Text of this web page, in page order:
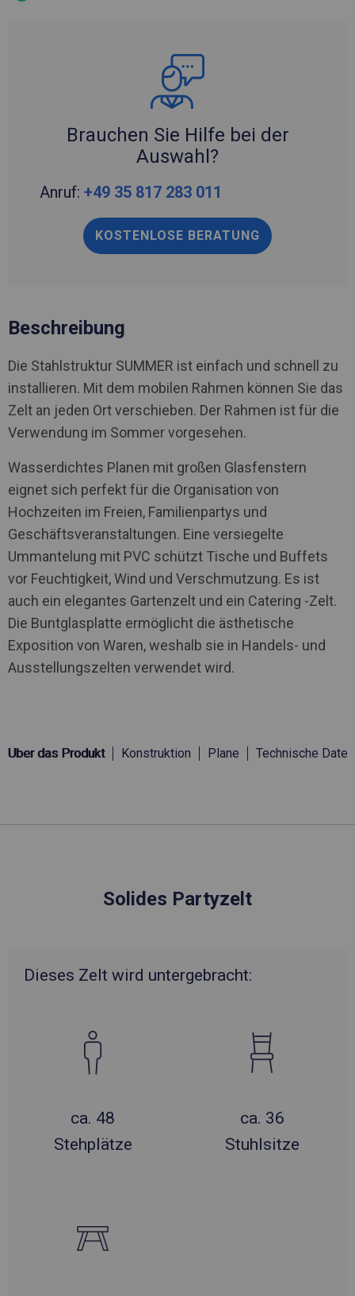
Brauchen Sie Hilfe bei der
Auswahl?
Anruf: +49 35 817 283 011
KOSTENLOSE BERATUNG
Beschreibung
Die Stahlstruktur SUMMER ist einfach und schnell zu
installieren. Mit dem mobilen Rahmen können Sie das
Zelt an jeden Ort verschieben. Der Rahmen ist für die
Verwendung im Sommer vorgesehen.
Wasserdichtes Planen mit großen Glasfenstern
eignet sich perfekt für die Organisation von
Hochzeiten im Freien, Familienpartys und
Geschäftsveranstaltungen. Eine versiegelte
Ummantelung mit PVC schützt Tische und Buffets
vor Feuchtigkeit, Wind und Verschmutzung. Es ist
auch ein elegantes Gartenzelt und ein Catering -Zelt.
Die Buntglasplatte ermöglicht die ästhetische
Exposition von Waren, weshalb sie in Handels- und
Ausstellungszelten verwendet wird.
Über das Produkt Konstruktion Plane Technische Daten
Solides Partyzelt
Dieses Zelt wird untergebracht:
ca. 48
Stehplätze
ca. 36
Stuhlsitze